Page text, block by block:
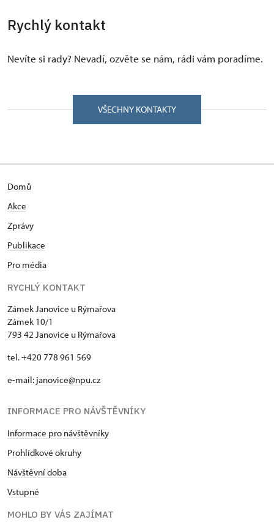
Rychlý kontakt
Nevíte si rady? Nevadí, ozvěte se nám, rádi vám poradíme.
VŠECHNY KONTAKTY
Domů
Akce
Zprávy
Publikace
Pro média
RYCHLÝ KONTAKT
Zámek Janovice u Rýmařova
Zámek 10/1
793 42 Janovice u Rýmařova
tel. +420 778 961 569
e-mail: janovice@npu.cz
INFORMACE PRO NÁVŠTĚVNÍKY
Informace pro návštěvníky
Prohlídkové okruhy
Návštěvní doba
Vstupné
MOHLO BY VÁS ZAJÍMAT